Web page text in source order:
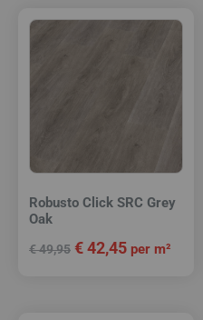
Robusto Click SRC Grey
Oak
€49,95 €42,45 per m²